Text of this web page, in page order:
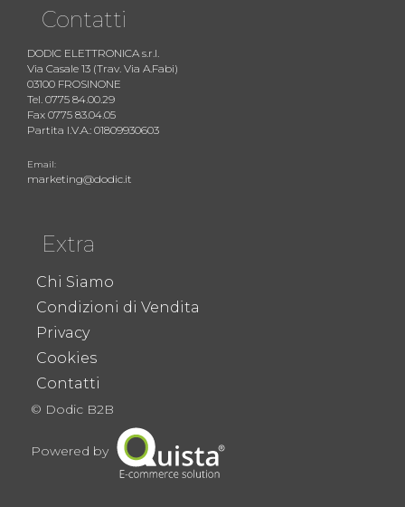
Contatti
DODIC ELETTRONICA s.r.l.
Via Casale 13 (Trav. Via A.Fabi)
03100 FROSINONE
Tel. 0775 84.00.29
Fax 0775 83.04.05
Partita I.V.A.: 01809930603
Email:
marketing@dodic.it
Extra
Chi Siamo
Condizioni di Vendita
Privacy
Cookies
Contatti
© Dodic B2B
Powered by